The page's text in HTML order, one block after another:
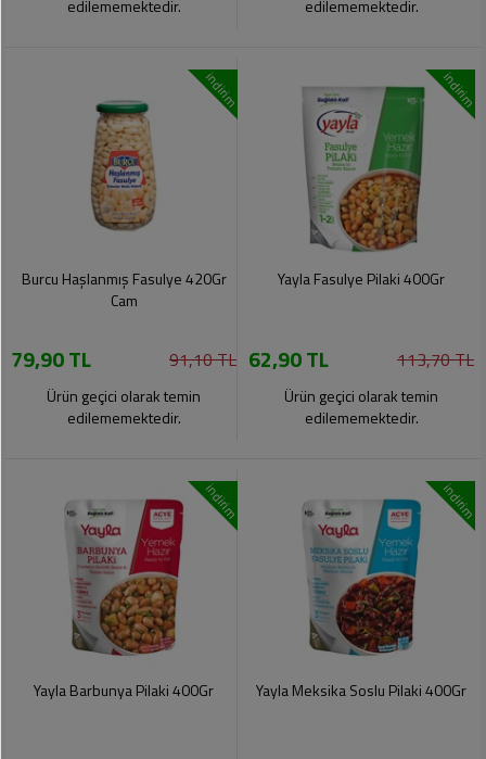
edilememektedir. edilememektedir.
indirim
Burcu Haşlanmış Fasulye 420Gr
Cam
79,90 TL 91,10 TL
Ürün geçici olarak temin
edilememektedir.
indirim
Yayla Fasulye Pilaki 400Gr
62,90 TL 113,70 TL
Ürün geçici olarak temin
edilememektedir.
indirim
Yayla Barbunya Pilaki 400Gr
indirim
Yayla Meksika Soslu Pilaki 400Gr